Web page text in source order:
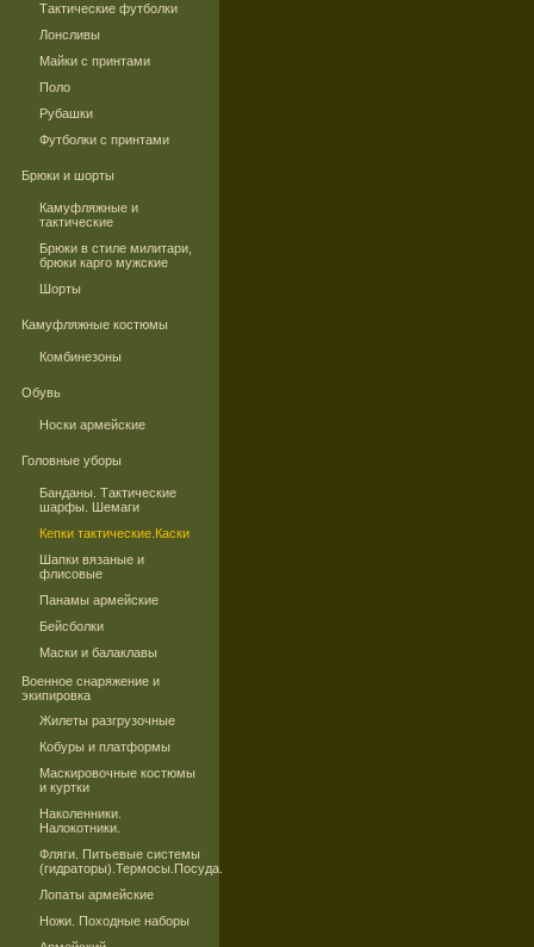
Тактические футболки
Лонсливы
Майки с принтами
Поло
Рубашки
Футболки с принтами
Брюки и шорты
Камуфляжные и
тактические
Брюки в стиле милитари,
брюки карго мужские
Шорты
Камуфляжные костюмы
Комбинезоны
Обувь
Носки армейские
Головные уборы
Банданы. Тактические
шарфы. Шемаги
Кепки тактические.Каски
Шапки вязаные и
флисовые
Панамы армейские
Бейсболки
Маски и балаклавы
Военное снаряжение и
экипировка
Жилеты разгрузочные
Кобуры и платформы
Маскировочные костюмы
и куртки
Наколенники.
Налокотники.
Фляги. Питьевые системы
(гидраторы).Термосы.Посуда.
Лопаты армейские
Ножи. Походные наборы